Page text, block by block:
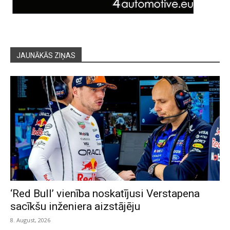
JAUNĀKĀS ZIŅAS
‘Red Bull’ vienība noskatījusi Verstapena
sacīkšu inženiera aizstājēju
8. August, 2026